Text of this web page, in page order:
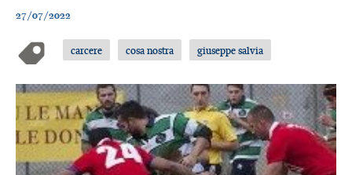
27/07/2022
carcere cosa nostra giuseppe salvia